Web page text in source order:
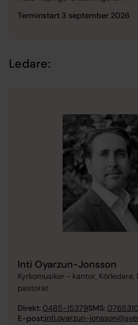
Terminstart 3 september 2026
Ledare:
Inti Oyarzun-Jonsson
Kyrkomusiker - kantor, Körledare,
pastorat
Direkt: 0485-15379SMS:
E-post:inti.oyarzun-